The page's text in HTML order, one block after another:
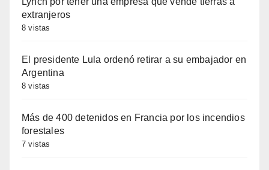
extranjeros
8 vistas
El presidente Lula ordenó retirar a su embajador en
Argentina
8 vistas
Más de 400 detenidos en Francia por los incendios
forestales
7 vistas